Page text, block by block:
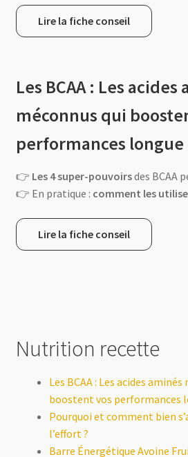
Lire la fiche conseil
Les BCAA : Les acides
méconnus qui
performances longue
👉 Les 4 super-pouvoirsdes BCAA
👉 En pratique : comment les
Lire la fiche conseil
Nutrition recette
Les BCAA : Les acides
boostent vos performances
Pourquoi et comment bien
l’effort ?
Barre Énergétique Avoine